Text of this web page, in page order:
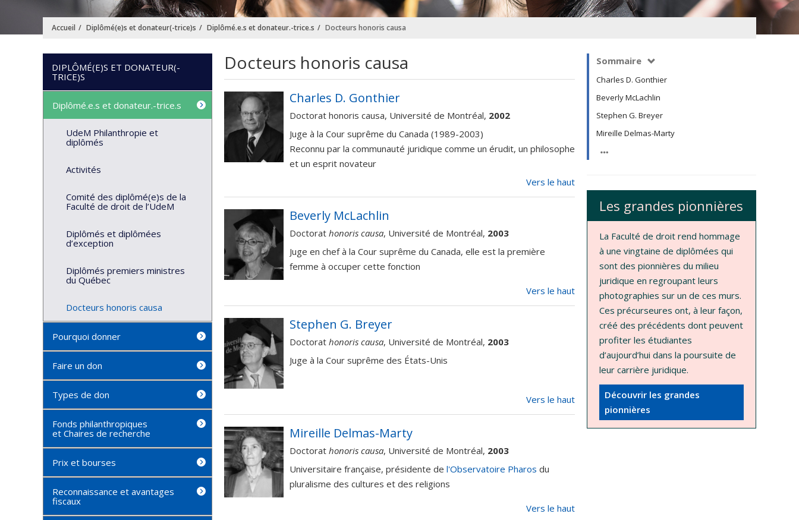
Accueil Diplômé(e)s et donateur(-trice)s Diplômé.e.s et donateur.-trice.s Docteurs honoris causa
Docteurs honoris causa
Charles D. Gonthier
Doctorat honoris causa, Université de Montréal, 2002
Juge à la Cour suprême du Canada (1989-2003)
Reconnu par la communauté juridique comme un érudit, un philosophe
et un esprit novateur
Vers le haut
Beverly McLachlin
Doctorat honoris causa, Université de Montréal, 2003
Juge en chef à la Cour suprême du Canada, elle est la première
femme à occuper cette fonction
Vers le haut
Stephen G. Breyer
Doctorat honoris causa, Université de Montréal, 2003
Juge à la Cour suprême des États-Unis
Vers le haut
Mireille Delmas-Marty
Doctorat honoris causa, Université de Montréal, 2003
Universitaire française, présidente de l'Observatoire Pharos du
pluralisme des cultures et des religions
Vers le haut
Sommaire
Charles D. Gonthier
Beverly McLachlin
Stephen G. Breyer
Mireille Delmas-Marty
Les grandes pionnières
La Faculté de droit rend hommage
à une vingtaine de diplômées qui
sont des pionnières du milieu
juridique en regroupant leurs
photographies sur un de ces murs.
Ces précurseures ont, à leur façon,
créé des précédents dont peuvent
profiter les étudiantes
d’aujourd’hui dans la poursuite de
leur carrière juridique.
Découvrir les grandes
pionnières
DIPLÔMÉ(E)S ET DONATEUR(-
TRICE)S
Diplômé.e.s et donateur.-trice.s
UdeM Philanthropie et
diplômés
Activités
Comité des diplômé(e)s de la
Faculté de droit de l’UdeM
Diplômés et diplômées
d’exception
Diplômés premiers ministres
du Québec
Docteurs honoris causa
Pourquoi donner
Faire un don
Types de don
Fonds philanthropiques
et Chaires de recherche
Prix et bourses
Reconnaissance et avantages
fiscaux